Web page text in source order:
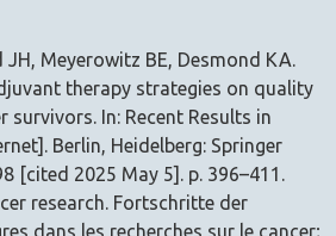
JH, Meyerowitz BE, Desmond KA.
therapy strategies on quality
survivors. In: Recent Results in
Berlin, Heidelberg: Springer
[cited 2025 May 5]. p. 396–411.
research. Fortschritte der
dans les recherches sur le cancer;